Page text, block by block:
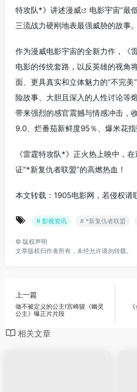
特攻队*》讲述漫威
电影宇宙“最
三流战力硬刚地表最强威胁的故事。
作为漫威电影宇宙的全新力作，《
电影的传统套路，以反英雄的视角
面、更具真实和立体魅力的“不完美
险故事、大胆且深入的人性讨论等
带来强烈的感官震撼与情感冲击，
9.0、烂番茄新鲜度95％、爆米花指
《雷霆特攻队*》正火热上映中，
证“*新复仇者联盟”的高燃热血！
本文转载：1905电影网，若侵权请
# 影视资讯 # *新复仇者联盟
© 版权声明
文章版权归作者所有，未经允许请勿转载。
上一篇
做不被定义的公主!宫崎骏《幽灵
公主》曝正片片段
相关文章